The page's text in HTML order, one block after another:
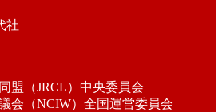
社
盟（JRCL）中央委員会
会（NCIW）全国運営委員会